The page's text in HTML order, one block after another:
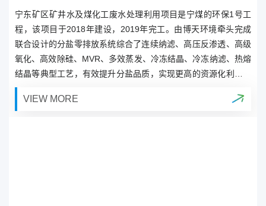
宁东矿区矿井水及煤化工废水处理利用项目是宁煤的环保1号工
程，该项目于2018年建设，2019年完工。由博天环境牵头完成
联合设计的分盐零排放系统综合了连续纳滤、高压反渗透、高级
氧化、高效除硅、MVR、多效蒸发、冷冻结晶、冷冻纳滤、热熔
结晶等典型工艺，有效提升分盐品质，实现更高的资源化利用水
平。
VIEW MORE